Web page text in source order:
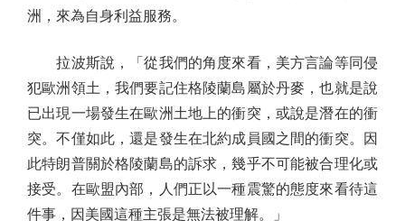
洲，來為自身利益服務。
拉波斯說，「從我們的角度來看，美方言論等同侵
犯歐洲領土，我們要記住格陵蘭島屬於丹麥，也就是說
已出現一場發生在歐洲土地上的衝突，或說是潛在的衝
突。不僅如此，還是發生在北約成員國之間的衝突。因
此特朗普關於格陵蘭島的訴求，幾乎不可能被合理化或
接受。在歐盟內部，人們正以一種震驚的態度來看待這
件事，因美國這種主張是無法被理解。」